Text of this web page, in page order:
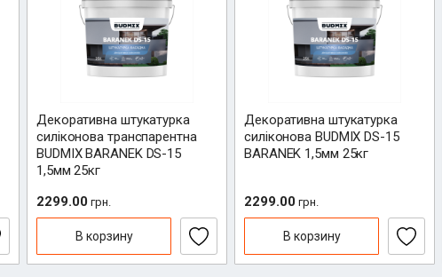
Декоративна штукатурка
силіконова транспарентна
BUDMIX BARANEK DS-15
1,5мм 25кг
2299.00 грн.
В корзину
Декоративна штукатурка
силіконова BUDMIX DS-15
BARANEK 1,5мм 25кг
2299.00 грн.
В корзину